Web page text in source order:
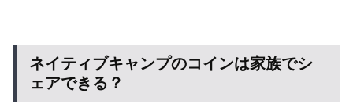
ネイティブキャンプのコインは家族でシ
ェアできる？